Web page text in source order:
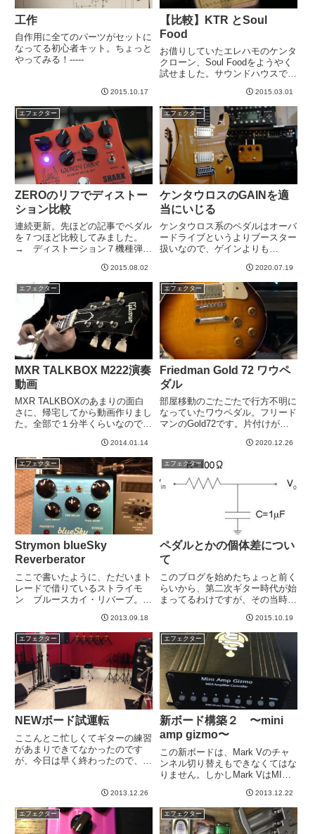
工作
自作用に全てのパーツがセットに
なってる初心者キット。ちょっと
やってみる！-----
2015.10.17
【比較】KTR とSoul
Food
お借りしていたエレハモのケンタ
クローン、Soul Foodをようやく
試せました。サウンドハウスで７
評判の良いこのペダル。試してみ
たいと思っていたのです。手持ち
のKTRと比較してみたいと思いま
す！アンプは、フリー...
2015.03.01
エフェクター
ZEROのリフでディストー
ション比較
連続更新。先ほどの記事でペダル
を７つほど比較してみました。
→ ディストーション７機種弾き
セッティングのしやすさや音色の
傾向から、今回はこれらが良さそ
うかな、、、という候補３つを取
り出していろいろ試す。その候補
と...
2015.08.02
エフェクター
ケンタウロスのGAINを適
当にいじる
ケンタウロス系のペダルはオーバ
ードライブというよりブースター
扱いなので、ゲインよりも
方が多いのですが、今日はなんと
なくGAIN中心にいじってみまし
た。ケンタは、、、というか自分
の場合KTRは、となりますが、
G...
2020.07.19
エフェクター
MXR TALKBOX M222演奏
動画
MXR TALKBOXのあまりの面白
さに、帰宅してから動画作りまし
た。全部で１分半くらいなので見
iPhoneでビデオとったのです
が、小音量だししょぼく聞こえる
かもと思って、最後のデモ曲だけ
はLogicに録音して演奏...
2014.01.14
エフェクター
Friedman Gold 72 ワウペ
ダル
部屋移動のごたごたで行方不明に
なっていたワウペダル。フリード
マンのGold72です。片付けがす
ウはCry Baby 535Qというのを長
年使っていたのですが、長年不満
でした。不満ポイントは２つ。ペ
ダルの踏みシロ...
2020.12.26
エフェクター
Strymon blueSky
Reverberator
ここで書いたように、ただいまト
レードで借りているストライモ
ン ブルースカイ・リバーブ。
度慣れてきたので、感想など。安
定のストライモン・クオリティ。
これもとても良いですね。。。リ
バーブの種類は、Plate、Roo...
2013.09.18
エフェクター
ペダルとかの個体差につい
て
このブログを始めたちょっと前く
らいから、第二次ギター時代が始
まってるわけですが、その当時
くわかりませんでした。（今もそ
うですが）ほぼ見た目で判断して
る私。。。しかし、コメント頂い
たりスタジオご一緒させていただ
け...
2015.10.19
エフェクター
NEWボード試運転
ここんとこ忙しくてギターの練習
があまりできてなかったのです
が、今日は早く終わったので、ス
もったいないくらい良いメンバー
に恵まれたので、私は猛練習しか
ないな、とwというわけでスタジ
オ...
2013.12.26
エフェクター
新ボード構築２ 〜mini
amp gizmo〜
この新ボードは、Mark Vのチャ
ンネル切り替えもできなくてはな
りません。しかしMark VはMIDI
Mark VをMIDI対応させるやつを
導入。Mini Amp Gizmo。Mark V
だけではなく、MIDIに...
2013.12.22
エフェクター エフェクター